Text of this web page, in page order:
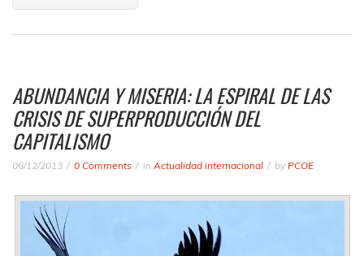
ABUNDANCIA Y MISERIA: LA ESPIRAL DE LAS
CRISIS DE SUPERPRODUCCIÓN DEL
CAPITALISMO
06/12/2013 0 Comments in Actualidad internacional by PCOE